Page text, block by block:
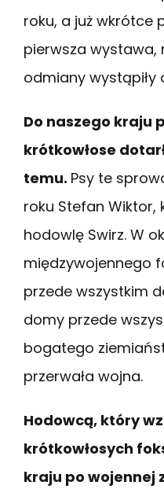
roku, a już wkrótce
pierwsza wystawa,
odmiany wystąpiły
Do naszego kraju
krótkowłose
temu. Psy te
roku Stefan Wiktor,
hodowlę Swirz. W
międzywojennego
przede wszystkim
domy przede
bogatego
przerwała wojna.
Hodowcą, który
krótkowłosych
kraju po wojennej